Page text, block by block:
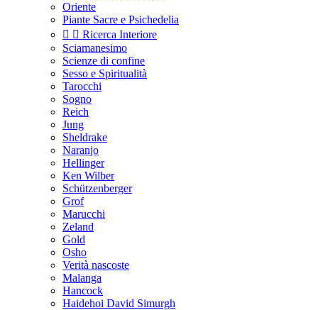
Oriente
Piante Sacre e Psichedelia
  Ricerca Interiore
Sciamanesimo
Scienze di confine
Sesso e Spiritualità
Tarocchi
Sogno
Reich
Jung
Sheldrake
Naranjo
Hellinger
Ken Wilber
Schützenberger
Grof
Marucchi
Zeland
Gold
Osho
Verità nascoste
Malanga
Hancock
Haidehoi David Simurgh